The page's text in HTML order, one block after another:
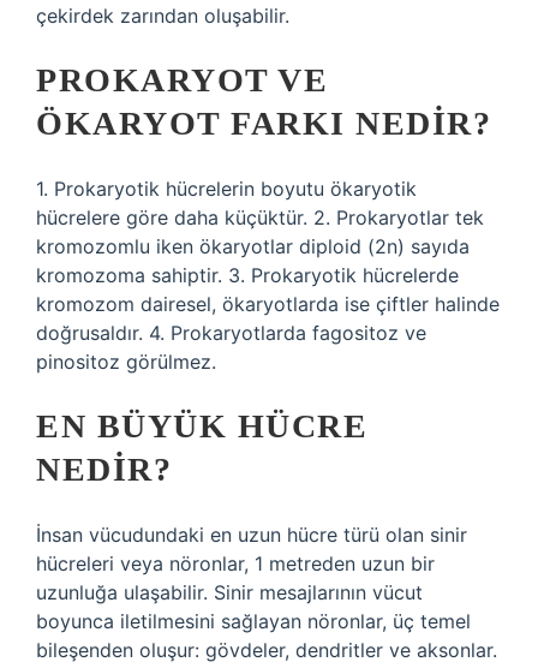
çekirdek zarından oluşabilir.
PROKARYOT VE
ÖKARYOT FARKI NEDIR?
1. Prokaryotik hücrelerin boyutu ökaryotik
hücrelere göre daha küçüktür. 2. Prokaryotlar tek
kromozomlu iken ökaryotlar diploid (2n) sayıda
kromozoma sahiptir. 3. Prokaryotik hücrelerde
kromozom dairesel, ökaryotlarda ise çiftler halinde
doğrusaldır. 4. Prokaryotlarda fagositoz ve
pinositoz görülmez.
EN BÜYÜK HÜCRE
NEDIR?
İnsan vücudundaki en uzun hücre türü olan sinir
hücreleri veya nöronlar, 1 metreden uzun bir
uzunluğa ulaşabilir. Sinir mesajlarının vücut
boyunca iletilmesini sağlayan nöronlar, üç temel
bileşenden oluşur: gövdeler, dendritler ve aksonlar.